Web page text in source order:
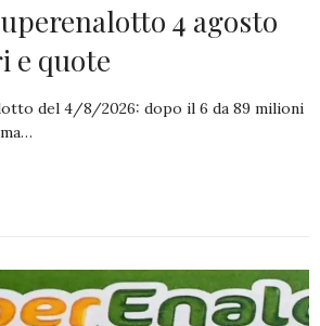
4 agosto
e quote
del 4/8/2026: dopo il 6 da 89 milioni